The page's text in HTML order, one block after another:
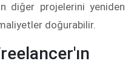
diğer projelerini yeniden
doğurabilir.